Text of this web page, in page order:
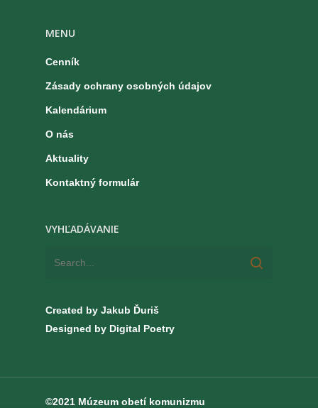
MENU
Cenník
Zásady ochrany osobných údajov
Kalendárium
O nás
Aktuality
Kontaktný formulár
VYHĽADÁVANIE
Created by Jakub Ďuriš
Designed by Digital Poetry
©2021 Múzeum obetí komunizmu